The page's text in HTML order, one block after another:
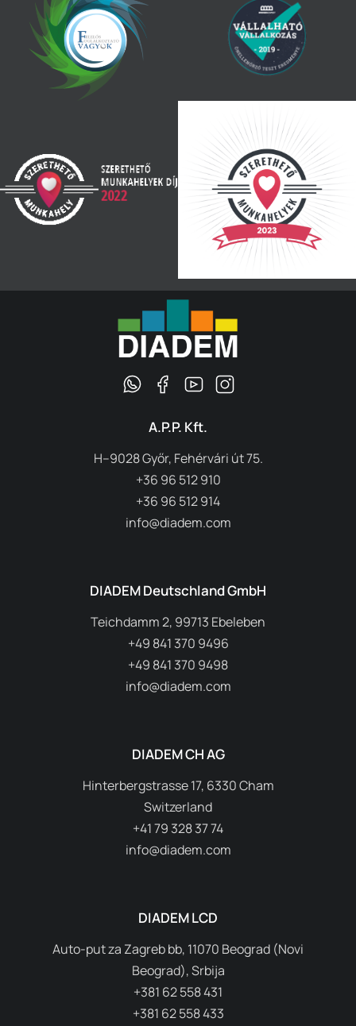
A.P.P. Kft.
H–9028 Győr, Fehérvári út 75.
+36 96 512 910
+36 96 512 914
info@diadem.com
DIADEM Deutschland GmbH
Teichdamm 2, 99713 Ebeleben
+49 841 370 9496
+49 841 370 9498
info@diadem.com
DIADEM CH AG
Hinterbergstrasse 17, 6330 Cham
Switzerland
+41 79 328 37 74
info@diadem.com
DIADEM LCD
Auto-put za Zagreb bb, 11070 Beograd (Novi
Beograd), Srbija
+381 62 558 431
+381 62 558 433